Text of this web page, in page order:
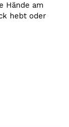
Hände am
hebt oder